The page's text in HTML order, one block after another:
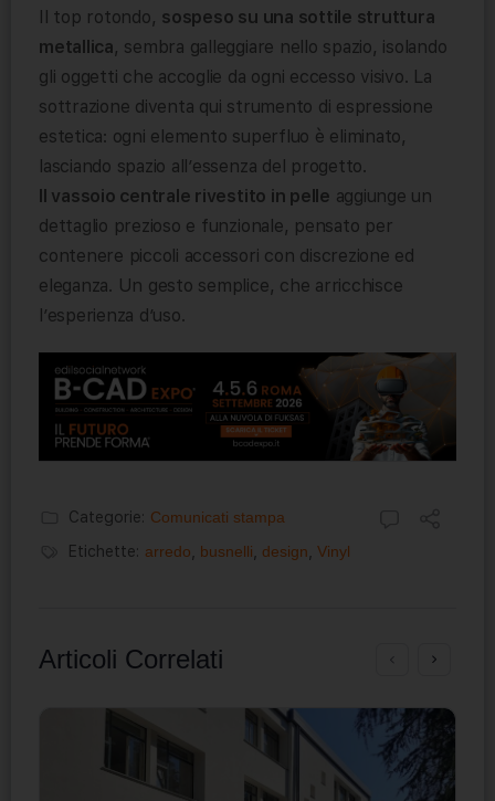
Il top rotondo, sospeso su una sottile struttura
metallica, sembra galleggiare nello spazio, isolando
gli oggetti che accoglie da ogni eccesso visivo. La
sottrazione diventa qui strumento di espressione
estetica: ogni elemento superfluo è eliminato,
lasciando spazio all’essenza del progetto.
Il vassoio centrale rivestito in pelle aggiunge un
dettaglio prezioso e funzionale, pensato per
contenere piccoli accessori con discrezione ed
eleganza. Un gesto semplice, che arricchisce
l’esperienza d’uso.
Categorie: Comunicati stampa
Etichette: arredo busnelli design Vinyl
Articoli Correlati